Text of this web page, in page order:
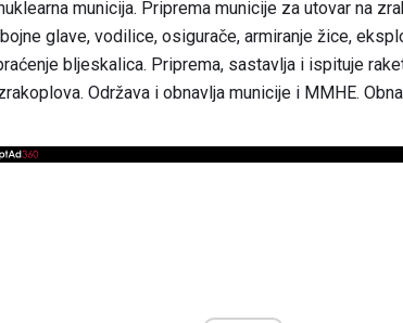
municija. Priprema municije za utovar na
glave, vodilice, osigurače, armiranje žice,
bljeskalica. Priprema, sastavlja i ispituje
Održava i obnavlja municije i MMHE.